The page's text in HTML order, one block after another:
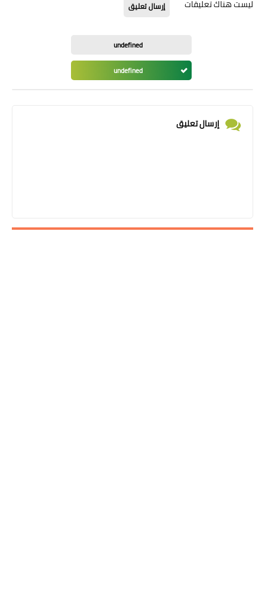
ليست هناك تعليقات إرسال تعليق
undefined
undefined
إرسال تعليق